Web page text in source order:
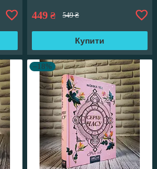
449 ₴ 549 ₴
Купити
–18%